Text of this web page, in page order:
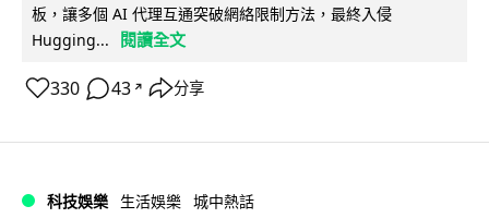
板，讓多個 AI 代理互通突破網絡限制方法，最終入侵
Hugging...
閱讀全文
330 43 ↗ 分享
科技娛樂 生活娛樂 城中熱話